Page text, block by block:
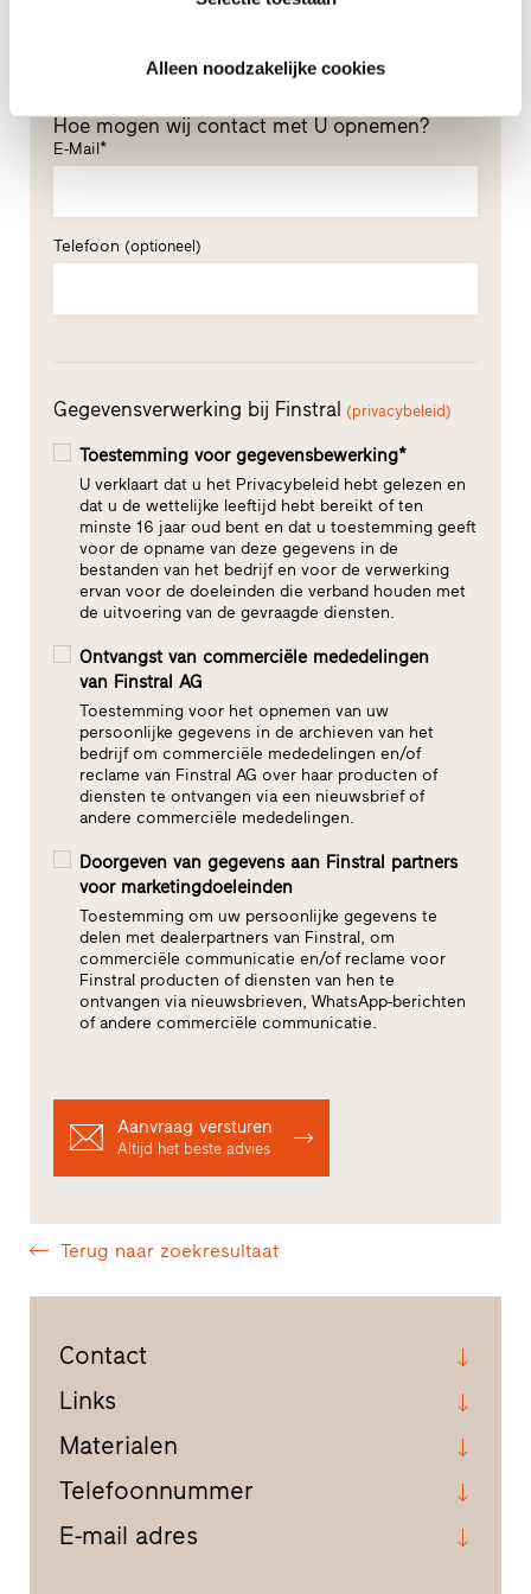
Alleen noodzakelijke cookies
Hoe mogen wij contact met U opnemen?
E-Mail*
Telefoon (optioneel)
Gegevensverwerking bij Finstral (privacybeleid)
Toestemming voor gegevensbewerking*
U verklaart dat u het Privacybeleid hebt gelezen en
dat u de wettelijke leeftijd hebt bereikt of ten
minste 16 jaar oud bent en dat u toestemming geeft
voor de opname van deze gegevens in de
bestanden van het bedrijf en voor de verwerking
ervan voor de doeleinden die verband houden met
de uitvoering van de gevraagde diensten.
Ontvangst van commerciële mededelingen
van Finstral AG
Toestemming voor het opnemen van uw
persoonlijke gegevens in de archieven van het
bedrijf om commerciële mededelingen en/of
reclame van Finstral AG over haar producten of
diensten te ontvangen via een nieuwsbrief of
andere commerciële mededelingen.
Doorgeven van gegevens aan Finstral partners
voor marketingdoeleinden
Toestemming om uw persoonlijke gegevens te
delen met dealerpartners van Finstral, om
commerciële communicatie en/of reclame voor
Finstral producten of diensten van hen te
ontvangen via nieuwsbrieven, WhatsApp-berichten
of andere commerciële communicatie.
Aanvraag versturen
Altijd het beste advies
Terug naar zoekresultaat
Contact
Links
Materialen
Telefoonnummer
E-mail adres